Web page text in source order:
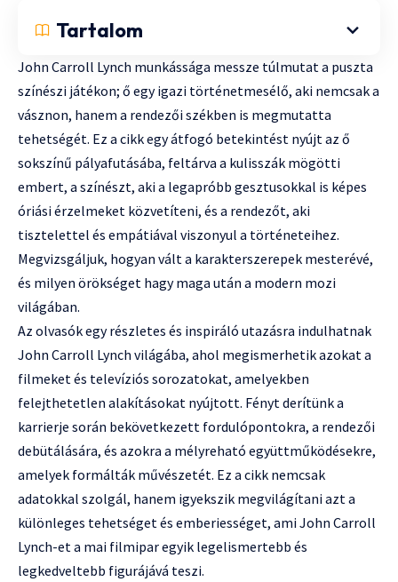
Tartalom
John Carroll Lynch munkássága messze túlmutat a puszta
színészi játékon; ő egy igazi történetmesélő, aki nemcsak a
vásznon, hanem a rendezői székben is megmutatta
tehetségét. Ez a cikk egy átfogó betekintést nyújt az ő
sokszínű pályafutásába, feltárva a kulisszák mögötti
embert, a színészt, aki a legapróbb gesztusokkal is képes
óriási érzelmeket közvetíteni, és a rendezőt, aki
tisztelettel és empátiával viszonyul a történeteihez.
Megvizsgáljuk, hogyan vált a karakterszerepek mesterévé,
és milyen örökséget hagy maga után a modern mozi
világában.
Az olvasók egy részletes és inspiráló utazásra indulhatnak
John Carroll Lynch világába, ahol megismerhetik azokat a
filmeket és televíziós sorozatokat, amelyekben
felejthetetlen alakításokat nyújtott. Fényt derítünk a
karrierje során bekövetkezett fordulópontokra, a rendezői
debütálására, és azokra a mélyreható együttműködésekre,
amelyek formálták művészetét. Ez a cikk nemcsak
adatokkal szolgál, hanem igyekszik megvilágítani azt a
különleges tehetséget és emberiességet, ami John Carroll
Lynch-et a mai filmipar egyik legelismertebb és
legkedveltebb figurájává teszi.